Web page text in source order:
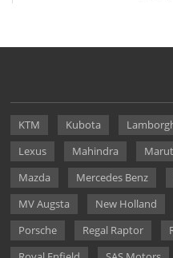
KTM Kubota
Lexus
Mahindra
Mazda
Mercedes Benz
MV Augsta
New Holland
Porsche
Regal Raptor